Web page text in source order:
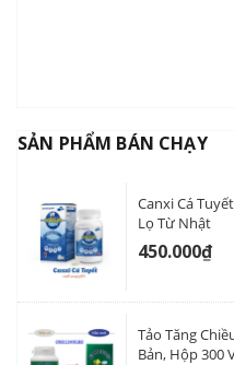
SẢN PHẨM BÁN CHẠY
Canxi Cá
Lọ Từ Nhật
450.000₫
Tảo Tăng
Bản, Hộp 300